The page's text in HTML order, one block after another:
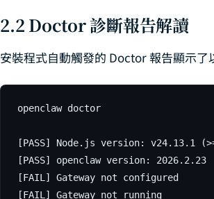
2.2 Doctor 診斷報告解讀
安裝程式自動觸發的 Doctor 報告顯示了
openclaw doctor
[PASS] Node.js version: v24.13.1
[PASS] openclaw version: 2026.2.23
[FAIL] Gateway not configured
[FAIL] Gateway not running